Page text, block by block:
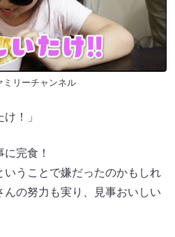
ミリーチャンネル
！」
完食！
うことで嫌だったのかもしれ
んの努力も実り、見事おいしい